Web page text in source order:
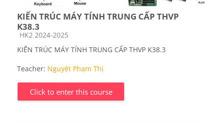
KIẾN TRÚC MÁY TÍNH TRUNG CẤP THVP
K38.3
Course category
HK2 2024-2025
KIẾN TRÚC MÁY TÍNH TRUNG CẤP THVP K38.3
Teacher: Nguyệt Phạm Thị
Click to enter this course